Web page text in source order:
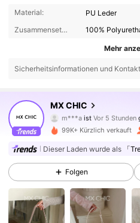
Material:
PU Leder
Zusammensetzung:
100%
Mehr
Sicherheitsinformationen und
MX CHIC
h***r ist am
4,83
52K Follower
4,83 52K Follower
4,83 52K Follower
99K+ Kürzlich verkauft
Dieser Laden wurde als 「
Folgen